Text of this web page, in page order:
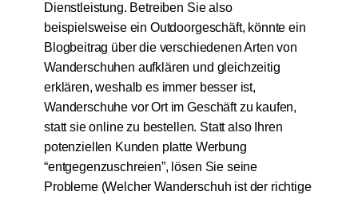
Dienstleistung. Betreiben Sie also
beispielsweise ein Outdoorgeschäft, könnte ein
Blogbeitrag über die verschiedenen Arten von
Wanderschuhen aufklären und gleichzeitig
erklären, weshalb es immer besser ist,
Wanderschuhe vor Ort im Geschäft zu kaufen,
statt sie online zu bestellen. Statt also Ihren
potenziellen Kunden platte Werbung
“entgegenzuschreien”, lösen Sie seine
Probleme (Welcher Wanderschuh ist der richtige